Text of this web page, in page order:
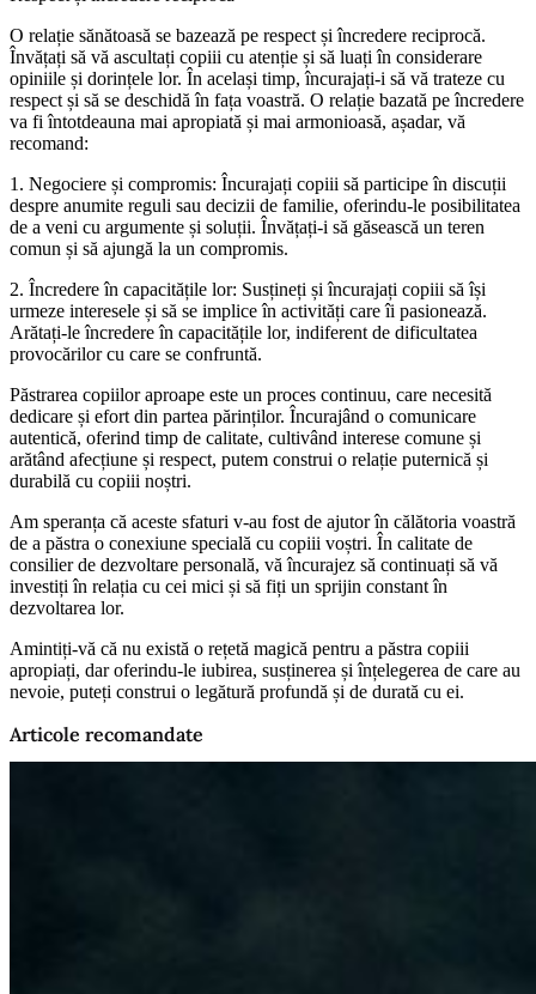
O relație sănătoasă se bazează pe respect și încredere reciprocă.
Învățați să vă ascultați copiii cu atenție și să luați în considerare
opiniile și dorințele lor. În același timp, încurajați-i să vă trateze cu
respect și să se deschidă în fața voastră. O relație bazată pe încredere
va fi întotdeauna mai apropiată și mai armonioasă, așadar, vă
recomand:
1. Negociere și compromis: Încurajați copiii să participe în discuții
despre anumite reguli sau decizii de familie, oferindu-le posibilitatea
de a veni cu argumente și soluții. Învățați-i să găsească un teren
comun și să ajungă la un compromis.
2. Încredere în capacitățile lor: Susțineți și încurajați copiii să își
urmeze interesele și să se implice în activități care îi pasionează.
Arătați-le încredere în capacitățile lor, indiferent de dificultatea
provocărilor cu care se confruntă.
Păstrarea copiilor aproape este un proces continuu, care necesită
dedicare și efort din partea părinților. Încurajând o comunicare
autentică, oferind timp de calitate, cultivând interese comune și
arătând afecțiune și respect, putem construi o relație puternică și
durabilă cu copiii noștri.
Am speranța că aceste sfaturi v-au fost de ajutor în călătoria voastră
de a păstra o conexiune specială cu copiii voștri. În calitate de
consilier de dezvoltare personală, vă încurajez să continuați să vă
investiți în relația cu cei mici și să fiți un sprijin constant în
dezvoltarea lor.
Amintiți-vă că nu există o rețetă magică pentru a păstra copiii
apropiați, dar oferindu-le iubirea, susținerea și înțelegerea de care au
nevoie, puteți construi o legătură profundă și de durată cu ei.
Articole recomandate